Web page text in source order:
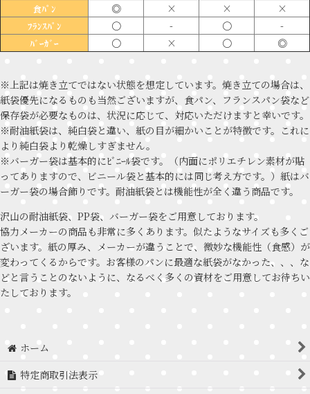
食ﾊﾟﾝ ◎ × × ×
ﾌﾗﾝｽﾊﾟﾝ 〇 - 〇 -
ﾊﾞｰｶﾞｰ 〇 × 〇 ◎
※上記は焼き立てではない状態を想定しています。焼き立ての場合は、
紙袋優先になるものも当然ございますが、食パン、フランスパン袋など
保存袋が必要なものは、状況に応じて、対応いただけますと幸いです。
※耐油紙袋は、純白袋と違い、紙の目が細かいことが特徴です。これに
より純白袋より乾燥しすぎません。
※バーガー袋は基本的にﾋﾞﾆｰﾙ袋です。（内面にポリエチレン素材が貼
ってありますので、ビニール袋と基本的には同じ考え方です。）紙はバ
ーガー袋の場合飾りです。耐油紙袋とは機能性が全く違う商品です。
沢山の耐油紙袋、PP袋、バーガー袋をご用意しております。
協力メーカーの商品も非常に多くあります。似たようなサイズも多くご
ざいます。紙の厚み、メーカーが違うことで、微妙な機能性（食感）が
変わってくるからです。お客様のパンに最適な紙袋がなかった、、、な
どと言うことのないように、なるべく多くの資材をご用意してお待ちい
たしております。
ホーム
特定商取引法表示